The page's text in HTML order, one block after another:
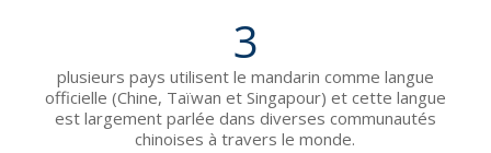
3
plusieurs pays utilisent le mandarin comme langue
officielle (Chine, Taïwan et Singapour) et cette langue
est largement parlée dans diverses communautés
chinoises à travers le monde.